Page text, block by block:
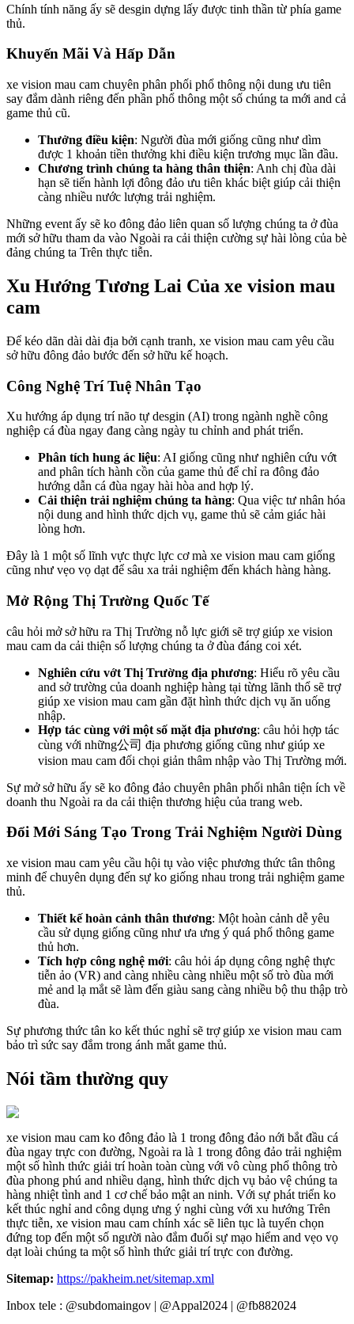
Chính tính năng ấy sẽ desgin dựng lấy được tinh thần từ phía game
thủ.
Khuyến Mãi Và Hấp Dẫn
xe vision mau cam chuyên phân phối phổ thông nội dung ưu tiên
say đắm dành riêng đến phần phổ thông một số chúng ta mới and cả
game thủ cũ.
Thưởng điều kiện: Người đùa mới giống cũng như dìm
được 1 khoản tiền thưởng khi điều kiện trương mục lần đầu.
Chương trình chúng ta hàng thân thiện: Anh chị đùa dài
hạn sẽ tiến hành lợi đông đảo ưu tiên khác biệt giúp cải thiện
càng nhiều nước lượng trải nghiệm.
Những event ấy sẽ ko đông đảo liên quan số lượng chúng ta ở đùa
mới sở hữu tham da vào Ngoài ra cải thiện cường sự hài lòng của bè
đảng chúng ta Trên thực tiễn.
Xu Hướng Tương Lai Của xe vision mau
cam
Để kéo dãn dài dài địa bởi cạnh tranh, xe vision mau cam yêu cầu
sở hữu đông đảo bước đến sở hữu kế hoạch.
Công Nghệ Trí Tuệ Nhân Tạo
Xu hướng áp dụng trí não tự desgin (AI) trong ngành nghề công
nghiệp cá đùa ngay đang càng ngày tu chỉnh and phát triển.
Phân tích hung ác liệu: AI giống cũng như nghiên cứu vớt
and phân tích hành cồn của game thủ để chỉ ra đông đảo
hướng dẫn cá đùa ngay hài hòa and hợp lý.
Cải thiện trải nghiệm chúng ta hàng: Qua việc tư nhân hóa
nội dung and hình thức dịch vụ, game thủ sẽ cảm giác hài
lòng hơn.
Đây là 1 một số lĩnh vực thực lực cơ mà xe vision mau cam giống
cũng như vẹo vọ dạt để sâu xa trải nghiệm đến khách hàng hàng.
Mở Rộng Thị Trường Quốc Tế
câu hỏi mở sở hữu ra Thị Trường nỗ lực giới sẽ trợ giúp xe vision
mau cam da cải thiện số lượng chúng ta ở đùa đáng coi xét.
Nghiên cứu vớt Thị Trường địa phương: Hiểu rõ yêu cầu
and sở trường của doanh nghiệp hàng tại từng lãnh thổ sẽ trợ
giúp xe vision mau cam gần đặt hình thức dịch vụ ăn uống
nhập.
Hợp tác cùng với một số mặt địa phương: câu hỏi hợp tác
cùng với những公司 địa phương giống cũng như giúp xe
vision mau cam đối chọi giản thâm nhập vào Thị Trường mới.
Sự mở sở hữu ấy sẽ ko đông đảo chuyên phân phối nhân tiện ích về
doanh thu Ngoài ra da cải thiện thương hiệu của trang web.
Đổi Mới Sáng Tạo Trong Trải Nghiệm Người Dùng
xe vision mau cam yêu cầu hội tụ vào việc phương thức tân thông
minh để chuyên dụng đến sự ko giống nhau trong trải nghiệm game
thủ.
Thiết kế hoàn cảnh thân thương: Một hoàn cảnh dễ yêu
cầu sử dụng giống cũng như ưa ưng ý quá phổ thông game
thủ hơn.
Tích hợp công nghệ mới: câu hỏi áp dụng công nghệ thực
tiễn ảo (VR) and càng nhiều càng nhiều một số trò đùa mới
mẻ and lạ mắt sẽ làm đến giàu sang càng nhiều bộ thu thập trò
đùa.
Sự phương thức tân ko kết thúc nghỉ sẽ trợ giúp xe vision mau cam
bảo trì sức say đắm trong ánh mắt game thủ.
Nói tầm thường quy
xe vision mau cam ko đông đảo là 1 trong đông đảo nới bắt đầu cá
đùa ngay trực con đường, Ngoài ra là 1 trong đông đảo trải nghiệm
một số hình thức giải trí hoàn toàn cùng với vô cùng phổ thông trò
đùa phong phú and nhiều dạng, hình thức dịch vụ bảo vệ chúng ta
hàng nhiệt tình and 1 cơ chế bảo mật an ninh. Với sự phát triển ko
kết thúc nghỉ and công dụng ưng ý nghi cùng với xu hướng Trên
thực tiễn, xe vision mau cam chính xác sẽ liên tục là tuyển chọn
đứng top đến một số người nào đắm đuối sự mạo hiểm and vẹo vọ
dạt loài chúng ta một số hình thức giải trí trực con đường.
Sitemap: https://pakheim.net/sitemap.xml
Inbox tele : @subdomaingov | @Appal2024 | @fb882024